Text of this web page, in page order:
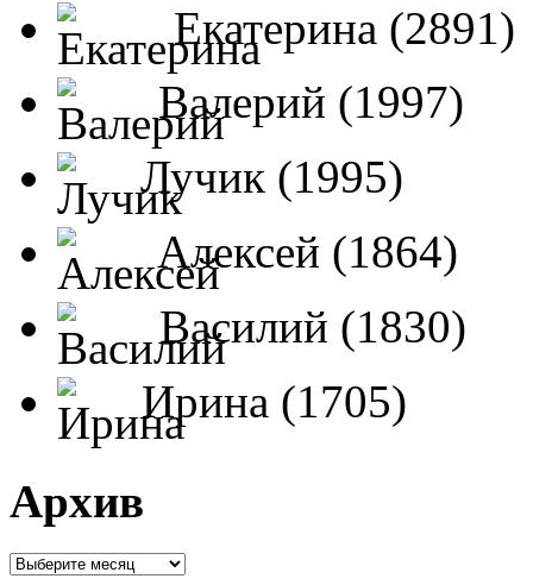
Екатерина (2891)
Валерий (1997)
Лучик (1995)
Алексей (1864)
Василий (1830)
Ирина (1705)
Архив